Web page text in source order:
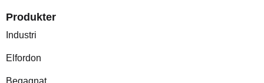
Produkter
Industri
Elfordon
Begagnat